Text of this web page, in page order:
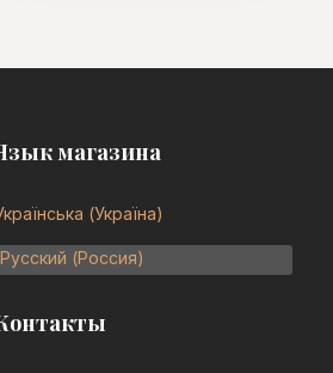
магазина
(Україна)
Русский (Россия)